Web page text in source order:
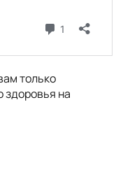
только
здоровья на